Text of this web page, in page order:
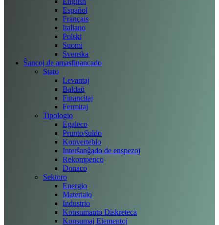
Español
Français
Italiano
Polski
Suomi
Svenska
Ŝancoj de amasfinancado
Stato
Levantaj
Baldaŭ
Financitaj
Fermitaj
Tipologio
Egaleco
Prunto/ŝuldo
Konverteblo
Interŝanĝado de enspezoj
Rekompenco
Donaco
Sektoro
Energio
Materialo
Industrio
Konsumanto Diskreteca
Konsumaj Elementoj